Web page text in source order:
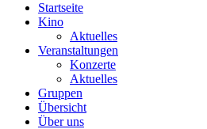
Startseite
Kino
Aktuelles
Veranstaltungen
Konzerte
Aktuelles
Gruppen
Übersicht
Über uns